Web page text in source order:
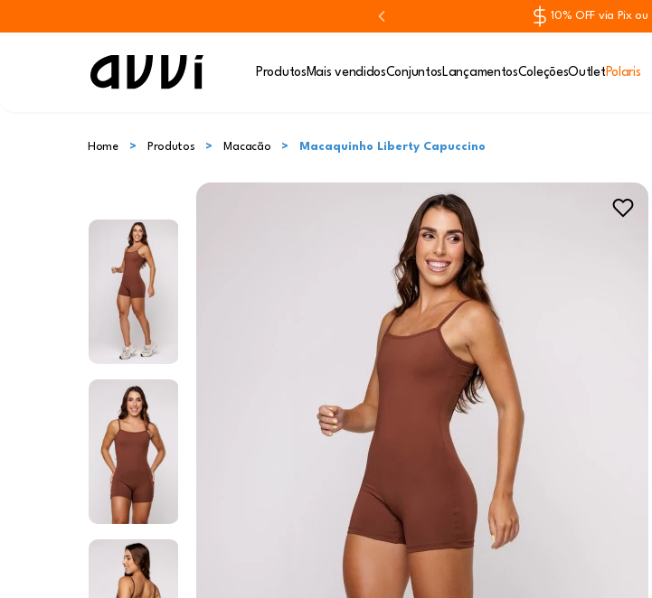
10% OFF via Pix
Produtos Mais vendidosConjuntos LançamentosColeçõesOutletPolaris
Home Produtos Macacão Macaquinho Liberty Capuccino